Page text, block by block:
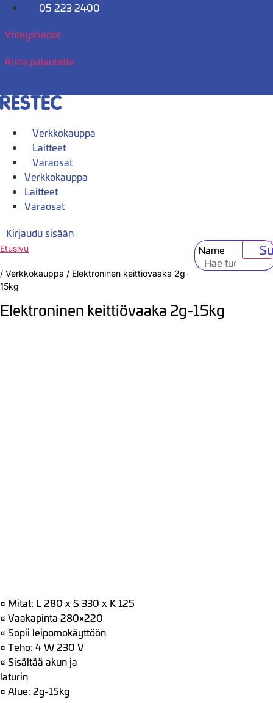
Mene
05 223 2400
Yhteystiedot
Anna palautetta
Verkkokauppa
Laitteet
Varaosat
Verkkokauppa
Laitteet
Varaosat
Kirjaudu sisään
Name
Etusivu
/ Verkkokauppa / Elektroninen keittiövaaka 2g-
15kg
Elektroninen keittiövaaka 2g-15kg
¤ Mitat: L 280 x S 330 x K 125
¤ Vaakapinta 280×220
¤ Sopii leipomokäyttöön
¤ Teho: 4 W 230 V
¤ Sisältää akun ja
laturin
¤ Alue: 2g-15kg